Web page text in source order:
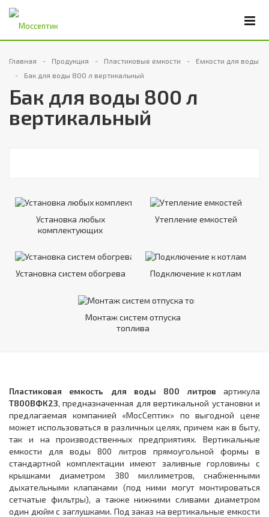
Главная Продукция Пластиковые емкости
Емкости для воды
Бак для воды 800 л вертикальный
Бак для воды 800 л
вертикальный
Установка любых
комплектующих
Утепление емкостей
Установка систем обогрева Подключение к котлам
Монтаж систем отпуска
топлива
Пластиковая емкость для воды 800 литров артикула
Т800ВФК2З, предназначенная для вертикальной установки и
предлагаемая компанией «МосСептик» по выгодной цене
может использоваться в различных целях, причем как в быту,
так и на производственных предприятиях. Вертикальные
емкости для воды 800 литров прямоугольной формы в
стандартной комплектации имеют заливные горловины с
крышками диаметром 380 миллиметров, снабженными
дыхательными клапанами (под ними могут монтироваться
сетчатые фильтры), а также нижними сливами диаметром
один дюйм с заглушками. Под заказ на вертикальные емкости